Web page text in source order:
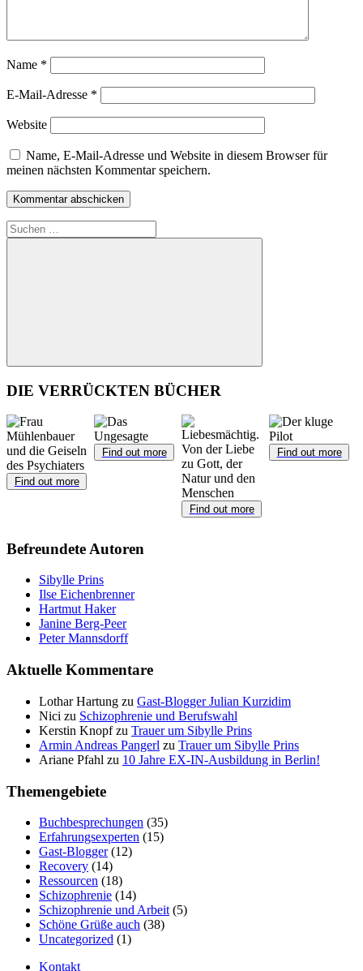
Name *
E-Mail-Adresse *
Website
Name, E-Mail-Adresse und Website in diesem Browser für
meinen nächsten Kommentar speichern.
Suchen
nach:
Suchen
DIE VERRÜCKTEN BÜCHER
Find out more
Find out more
Find out more
Find out more
Befreundete Autoren
Sibylle Prins
Ilse Eichenbrenner
Hartmut Haker
Janine Berg-Peer
Peter Mannsdorff
Aktuelle Kommentare
Lothar Hartung zu Gast-Blogger Julian Kurzidim
Nici zu Schizophrenie und Berufswahl
Kerstin Knopfzu Trauer um Sibylle Prins
Armin Andreas Pangerl zu Trauer um Sibylle Prins
Ariane Pfahl zu 10 Jahre EX-IN-Ausbildung in Berlin!
Themengebiete
Buchbesprechungen (35)
Erfahrungsexperten (15)
Gast-Blogger(12)
Recovery (14)
Ressourcen (18)
Schizophrenie (14)
Schizophrenie und Arbeit (5)
Schöne Grüße auch (38)
Uncategorized (1)
Kontakt